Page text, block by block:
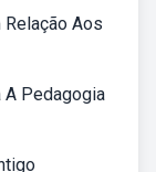
Aos
A Pedagogia